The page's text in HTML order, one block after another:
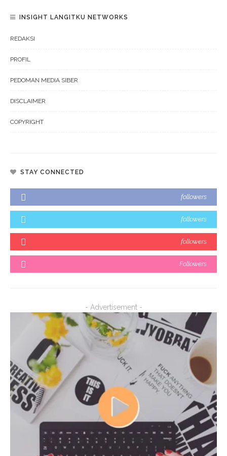
INSIGHT LANGITKU NETWORKS
REDAKSI
PROFIL
PEDOMAN MEDIA SIBER
DISCLAIMER
COPYRIGHT
STAY CONNECTED
followers
followers
followers
Followers
- Advertisement -